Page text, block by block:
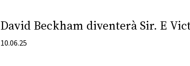
David Beckham diventerà Sir. E
10.06.25